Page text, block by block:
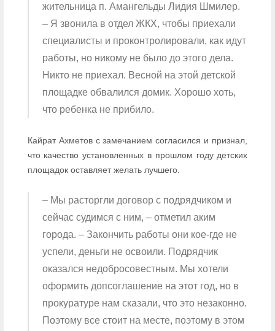
жительница п. Амангельды Лидия Шмилер.
– Я звонила в отдел ЖКХ, чтобы приехали
специалисты и проконтролировали, как идут
работы, но никому не было до этого дела.
Никто не приехал. Весной на этой детской
площадке обвалился домик. Хорошо хоть,
что ребенка не прибило.
Кайрат Ахметов с замечанием согласился и признал,
что качество установленных в прошлом году детских
площадок оставляет желать лучшего.
– Мы расторгли договор с подрядчиком и
сейчас судимся с ним, – отметил аким
города. – Закончить работы они кое-где не
успели, деньги не освоили. Подрядчик
оказался недобросовестным. Мы хотели
оформить допсоглашение на этот год, но в
прокуратуре нам сказали, что это незаконно.
Поэтому все стоит на месте, поэтому в этом